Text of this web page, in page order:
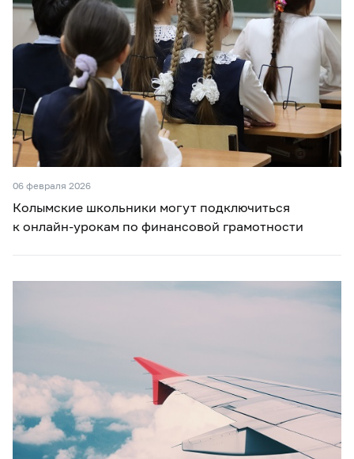
06 февраля 2026
Колымские школьники могут подключиться
к онлайн-урокам по финансовой грамотности